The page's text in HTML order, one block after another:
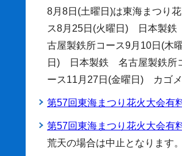
8月8日(土曜日)は東海まつり
ス8月25日(火曜日) 日本製
古屋製鉄所コース9月10日(
日) 日本製鉄 名古屋製鉄所
ース11月27日(金曜日) カゴ
第57回東海まつり花火大会有
第57回東海まつり花火大会有
荒天の場合は中止となります